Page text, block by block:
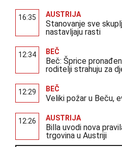
16:35 AUSTRIJA
Stanovanje sve
nastavljaju rasti
12:34 BEČ
Beč: Šprice
roditelji strahuju za
12:29 BEČ
Veliki požar u Beču,
12:26 AUSTRIJA
Billa uvodi nova
trgovina u Austriji